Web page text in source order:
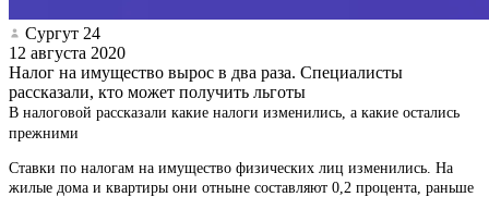
Сургут 24
12 августа 2020
Налог на имущество вырос в два раза. Специалисты
рассказали, кто может получить льготы
В налоговой рассказали какие налоги изменились, а какие остались
прежними
Ставки по налогам на имущество физических лиц изменились. На
жилые дома и квартиры они отныне составляют 0,2 процента, раньше